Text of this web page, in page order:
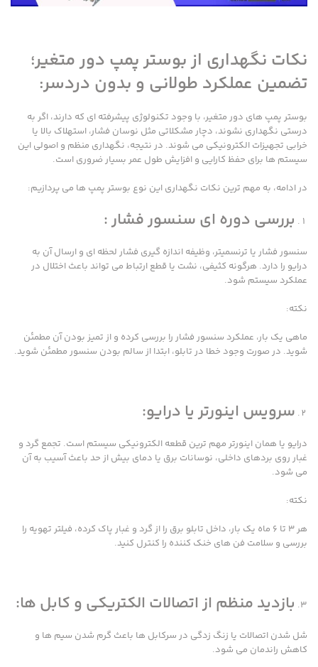
نکات نگهداری از بوستر پمپ دور متغیر؛
تضمین عملکرد طولانی و بدون دردسر:
بوستر پمپ های دور متغیر، با وجود تکنولوژی پیشرفته ای که دارند، اگر به
درستی نگهداری نشوند، دچار مشکلاتی مثل نوسان فشار، استهلاک بالا یا
خرابی تجهیزات الکترونیکی می شوند. در نتیجه، نگهداری منظم و اصولی این
سیستم ها برای حفظ کارایی و افزایش طول عمر بسیار ضروری است.
در ادامه، به مهم ترین نکات نگهداری این نوع بوستر پمپ ها می پردازیم:
بررسی دوره ای سنسور فشار :
سنسور فشار یا ترنسمیتر، وظیفه اندازه گیری فشار لحظه ای و ارسال آن به
درایو را دارد. هرگونه کثیفی، نشت یا قطع ارتباط می تواند باعث اختلال در
عملکرد سیستم شود.
نکته:
ماهی یک بار، عملکرد سنسور فشار را بررسی کرده و از تمیز بودن آن مطمئن
شوید. در صورت وجود خطا در تابلو، ابتدا از سالم بودن سنسور مطمئن شوید.
سرویس اینورتر یا درایو:
درایو یا همان اینورتر مهم ترین قطعه الکترونیکی سیستم است. تجمع گرد و
غبار روی بردهای داخلی، نوسانات برق یا دمای بیش از حد باعث آسیب به آن
می شود.
نکته:
هر ۳ تا ۶ ماه یک بار، داخل تابلو برق را از گرد و غبار پاک کرده، فیلتر تهویه را
بررسی و سلامت فن های خنک کننده را کنترل کنید.
بازدید منظم از اتصالات الکتریکی و کابل ها:
شل شدن اتصالات یا زنگ زدگی در سرکابل ها باعث گرم شدن سیم ها و
کاهش راندمان می شود.